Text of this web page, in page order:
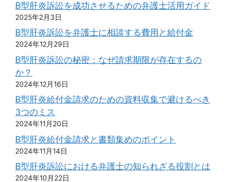
B型肝炎訴訟を成功させるための弁護士活用ガイド
2025年2月3日
B型肝炎訴訟を弁護士に相談する費用と給付金
2024年12月29日
B型肝炎訴訟の秘密：なぜ請求期限が存在するの
か？
2024年12月16日
B型肝炎給付金請求のための資料収集で避けるべき
3つのミス
2024年11月20日
B型肝炎給付金請求と書類集めのポイント
2024年11月14日
B型肝炎訴訟における弁護士の知られざる役割とは
2024年10月22日